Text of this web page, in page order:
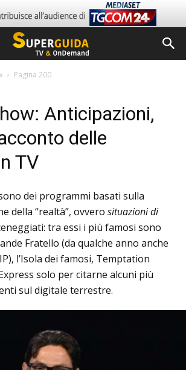
Pagina 200
Anticipazioni,
delle
TV
dei programmi basati sulla
della “realtà”, ovvero situazioni di
tra essi i più famosi sono
Fratello (da qualche anno anche
l’Isola dei famosi, Temptation
solo per citarne alcuni più
sul digitale terrestre.